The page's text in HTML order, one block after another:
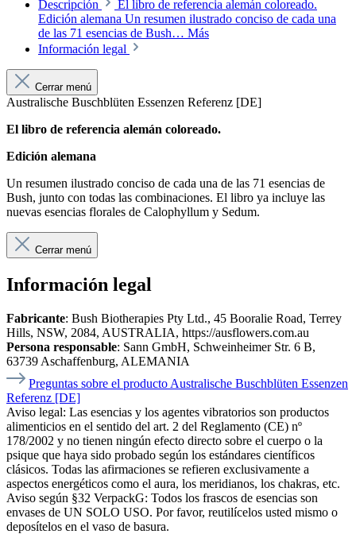
Descripción
El libro de referencia alemán coloreado.
Edición alemana Un resumen ilustrado conciso de cada una
de las 71 esencias de Bush… Más
Información legal
Cerrar menú
Australische Buschblüten Essenzen Referenz [DE]
El libro de referencia alemán coloreado.
Edición alemana
Un resumen ilustrado conciso de cada una de las 71 esencias de
Bush, junto con todas las combinaciones. El libro ya incluye las
nuevas esencias florales de Calophyllum y Sedum.
Cerrar menú
Información legal
Fabricante: Bush Biotherapies Pty Ltd., 45 Booralie Road, Terrey
Hills, NSW, 2084, AUSTRALIA, https://ausflowers.com.au
Persona responsable: Sann GmbH, Schweinheimer Str. 6 B,
63739 Aschaffenburg, ALEMANIA
Preguntas sobre el producto Australische Buschblüten Essenzen
Referenz [DE]
Aviso legal: Las esencias y los agentes vibratorios son productos
alimenticios en el sentido del art. 2 del Reglamento (CE) nº
178/2002 y no tienen ningún efecto directo sobre el cuerpo o la
psique que haya sido probado según los estándares científicos
clásicos. Todas las afirmaciones se refieren exclusivamente a
aspectos energéticos como el aura, los meridianos, los chakras, etc.
Aviso según §32 VerpackG: Todos los frascos de esencias son
envases de UN SOLO USO. Por favor, reutilícelos usted mismo o
deposítelos en el vaso de basura.